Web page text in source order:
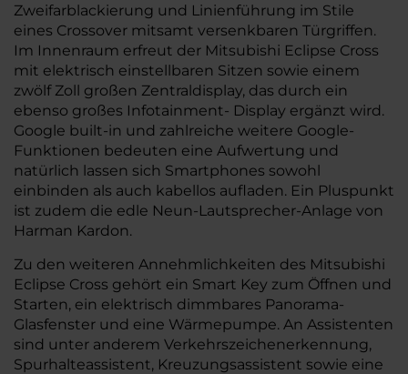
Zweifarblackierung und Linienführung im Stile
eines Crossover mitsamt versenkbaren Türgriffen.
Im Innenraum erfreut der Mitsubishi Eclipse Cross
mit elektrisch einstellbaren Sitzen sowie einem
zwölf Zoll großen Zentraldisplay, das durch ein
ebenso großes Infotainment- Display ergänzt wird.
Google built-in und zahlreiche weitere Google-
Funktionen bedeuten eine Aufwertung und
natürlich lassen sich Smartphones sowohl
einbinden als auch kabellos aufladen. Ein Pluspunkt
ist zudem die edle Neun-Lautsprecher-Anlage von
Harman Kardon.
Zu den weiteren Annehmlichkeiten des Mitsubishi
Eclipse Cross gehört ein Smart Key zum Öffnen und
Starten, ein elektrisch dimmbares Panorama-
Glasfenster und eine Wärmepumpe. An Assistenten
sind unter anderem Verkehrszeichenerkennung,
Spurhalteassistent, Kreuzungsassistent sowie eine